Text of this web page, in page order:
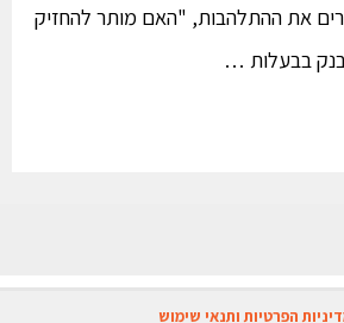
את ההתלהבות, "האם מותר להחזיק
בבעלות …
הפרטיות ותנאי שימוש